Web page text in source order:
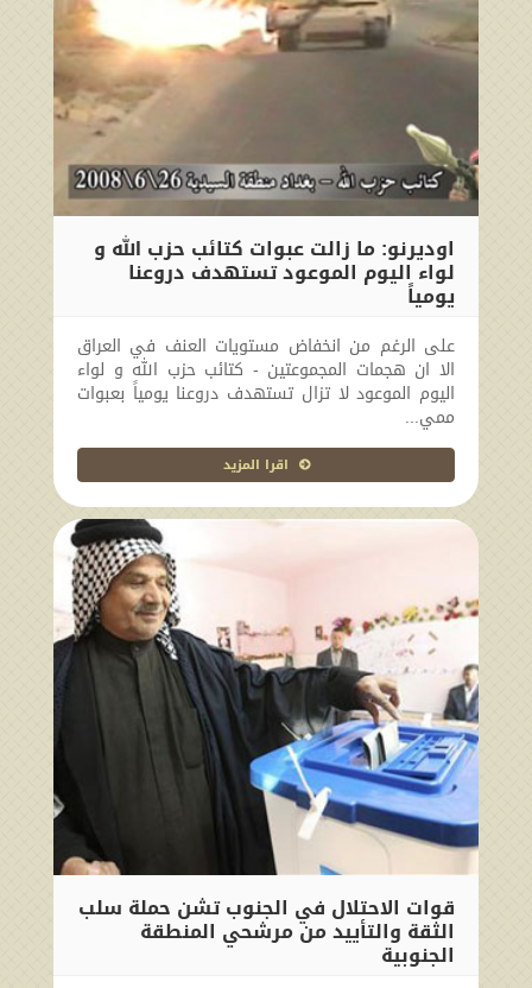
اوديرنو: ما زالت عبوات كتائب حزب الله و
لواء اليوم الموعود تستهدف دروعنا
يومياً
على الرغم من انخفاض مستويات العنف في العراق
الا ان هجمات المجموعتين - كتائب حزب الله و لواء
اليوم الموعود لا تزال تستهدف دروعنا يومياً بعبوات
ممي...
اقرا المزيد
قوات الاحتلال في الجنوب تشن حملة سلب
الثقة والتأييد من مرشحي المنطقة
الجنوبية